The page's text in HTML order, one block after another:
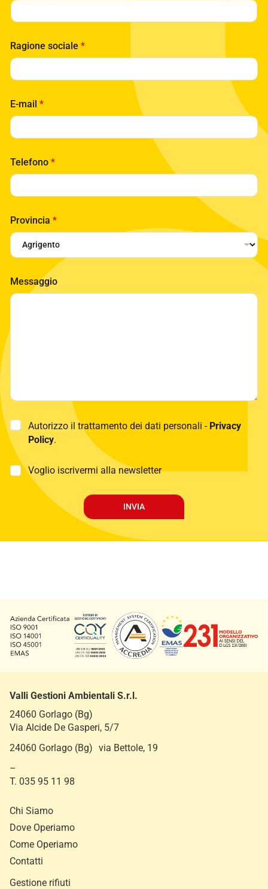
Ragione sociale *
E-mail *
Telefono *
N
o
e
Provincia *
Messaggio
P
i
a
i
Autorizzo il trattamento dei dati personali - Privacy
Policy.
M
i
Voglio iscrivermi alla newsletter
INVIA
Valli Gestioni Ambientali S.r.l.
24060 Gorlago (Bg)
Via Alcide De Gasperi, 5/7
24060 Gorlago (Bg) via Bettole, 19
–
T. 035 95 11 98
Chi Siamo
Dove Operiamo
Come Operiamo
Contatti
Gestione rifiuti